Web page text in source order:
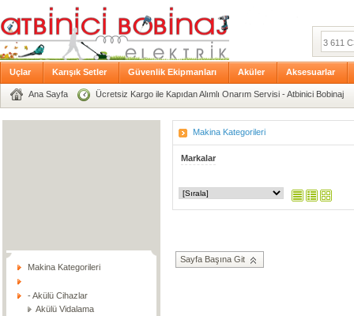
Uçlar Karışık Setler Güvenlik Ekipmanları Aküler Aksesuarlar
Ana Sayfa Ücretsiz Kargo ile Kapıdan Alımlı Onarım Servisi - Atbinici Bobinaj
Makina Kategorileri
- Akülü Cihazlar
Akülü Vidalama
Makina Kategorileri
Markalar
Sayfa Başına Git